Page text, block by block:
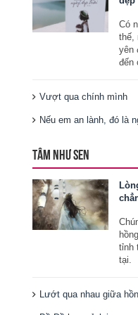
Có
thế,
yên
đến
Vượt qua chính mình
Nếu em an lành, đó là
TÂM NHƯ SEN
tỉnh
tại.
Lướt qua nhau giữa